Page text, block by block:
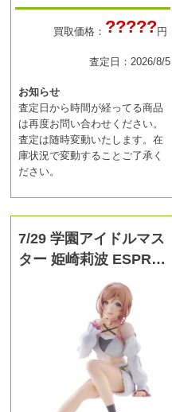
買取価格： ?????円
査定日：2026/8/5
お知らせ
査定日から時間が経ってる商品
は再度お問い合わせください。
査定は随時変動いたします。在
庫状況で変動することご了承く
ださい。
7/29 学園アイドルマス
ター 姫崎莉波 ESPR…